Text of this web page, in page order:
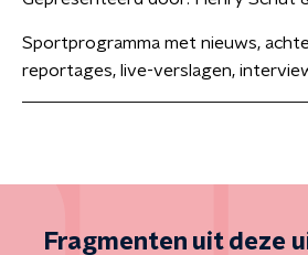
Sportprogramma met nieuws,
reportages, live-verslagen,
Fragmenten uit deze